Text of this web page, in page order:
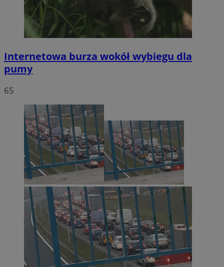
Internetowa burza wokół wybiegu dla
pumy
65